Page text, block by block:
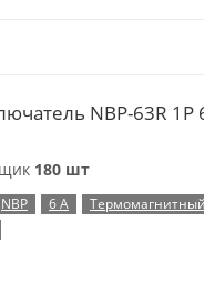
NBP-63R 1P
180 шт
NBP 6 А
Термомагнитный